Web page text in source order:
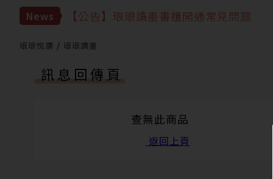
News
【公告】琅琅讀墨書櫃開通常見問題
【公告】琅琅書店服務升級重要說明及
琅琅悅讀 琅琅讀墨
訊息回傳頁
查無此商品
返回上頁